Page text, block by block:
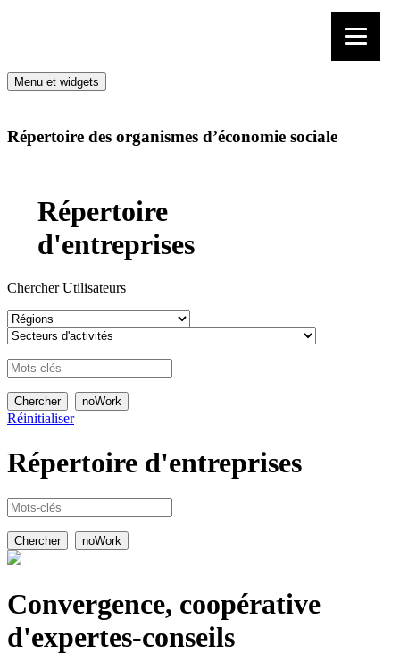
Menu et widgets
Répertoire des organismes d’économie sociale
Répertoire
d'entreprises
Chercher Utilisateurs
Réinitialiser
Répertoire d'entreprises
Convergence, coopérative
d'expertes-conseils